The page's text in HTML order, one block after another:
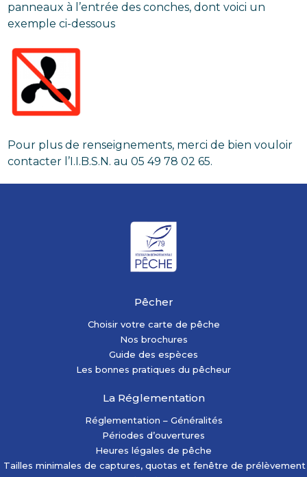
panneaux à l’entrée des conches, dont voici un
exemple ci-dessous
Pour plus de renseignements, merci de bien vouloir
contacter l’I.I.B.S.N. au 05 49 78 02 65.
Pêcher
Choisir votre carte de pêche
Nos brochures
Guide des espèces
Les bonnes pratiques du pêcheur
La Réglementation
Réglementation – Généralités
Périodes d’ouvertures
Heures légales de pêche
Tailles minimales de captures, quotas et fenêtre de prélèvement